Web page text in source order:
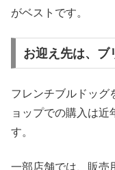
がベストです。
お迎え先は、ブ
フレンチブルドッグ
ョップでの購入は近
す。
一部店舗では、販売